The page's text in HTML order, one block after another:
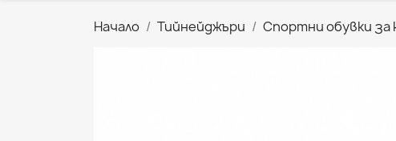
Начало Тийнейджъри Спортни обувки